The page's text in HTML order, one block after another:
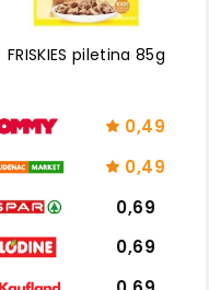
FRISKIES piletina 85g
0,49
0,49
0,69
0,69